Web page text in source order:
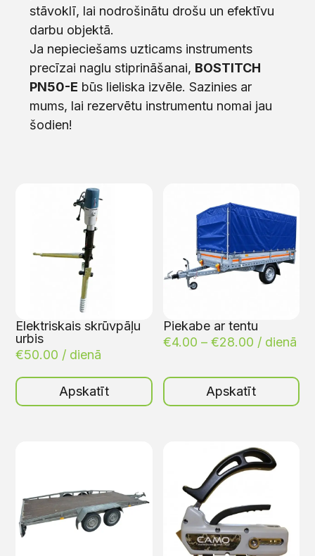
stāvoklī, lai nodrošinātu drošu un efektīvu
darbu objektā.
Ja nepieciešams uzticams instruments
precīzai naglu stiprināšanai, BOSTITCH
PN50-E būs lieliska izvēle. Sazinies ar
mums, lai rezervētu instrumentu nomai jau
šodien!
Elektriskais skrūvpāļu
urbis
€50.00 / dienā
Apskatīt
Piekabe ar tentu
€4.00 – €28.00 / dienā
Apskatīt